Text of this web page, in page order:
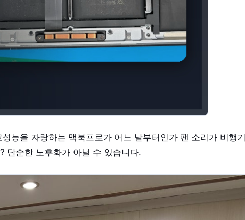
능을 자랑하는 맥북프로가 어느 날부터인가 팬 소리가 비행기
단순한 노후화가 아닐 수 있습니다.